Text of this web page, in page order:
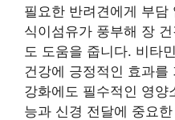
필요한 반려견에게 부담
식이섬유가 풍부해 장
도 도움을 줍니다. 비타
건강에 긍정적인 효과를
강화에도 필수적인 영양
능과 신경 전달에 중요